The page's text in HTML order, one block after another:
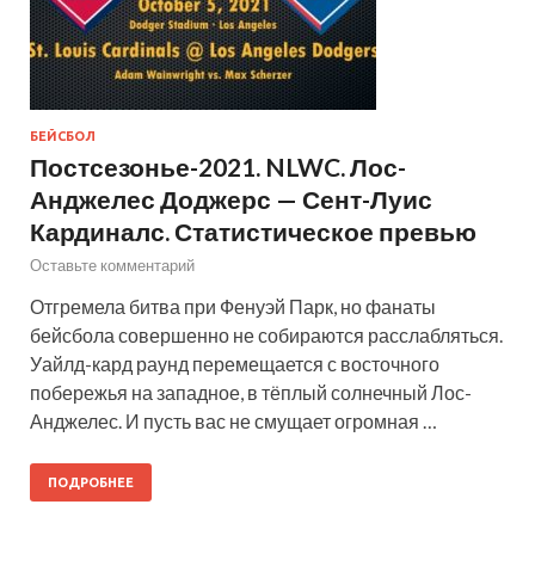
БЕЙСБОЛ
Постсезонье-2021. NLWC. Лос-
Анджелес Доджерс — Сент-Луис
Кардиналс. Статистическое превью
Оставьте комментарий
Отгремела битва при Фенуэй Парк, но фанаты
бейсбола совершенно не собираются расслабляться.
Уайлд-кард раунд перемещается с восточного
побережья на западное, в тёплый солнечный Лос-
Анджелес. И пусть вас не смущает огромная …
ПОДРОБНЕЕ